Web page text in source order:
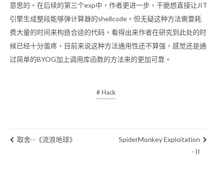
意思的。在后续的第三个exp中，作者更进一步，干脆想直接让JIT
引擎生成整段能够弹计算器的shellcode。但无疑这种方法需要耗
费大量的时间来构造合适的代码，看得出来作者在研究到此处的时
候已经十分蛋疼，目前来说这种方法通用性还不算强，感觉还是通
过简单的BYOG加上调用库函数的方法来的更加可靠。
# Hack
取舍--《流浪地球》
SpiderMonkey Exploitation
- II